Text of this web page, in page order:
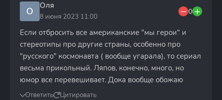
О Оля
8 июня 2023 11:00
0
Если отбросить все американские "мы герои" и
стереотипы про другие страны, особенно про
"русского" космонавта ( вообще угарала), то сериал
весьма прикольный. Ляпов, конечно, много, но
юмор все перевешивает. Дока вообще обожаю
Ответить Цитировать